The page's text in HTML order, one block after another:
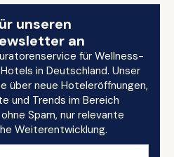
unseren
an
für Wellness-
in Deutschland. Unser
über neue Hoteleröffnungen,
und Trends im Bereich
Spam, nur relevante
Weiterentwicklung.